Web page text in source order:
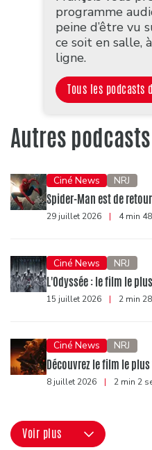
programme
peine d’être vu
ce soit en salle,
ligne.
Tous les podcasts
Autres
Ciné News NRJ
Spider-Man est de
29 juillet 2026 | 4 min
Ciné News NRJ
L'Odyssée : le film le
15 juillet 2026 | 2 min
Ciné News NRJ
Découvrez le film le
8 juillet 2026 | 2 min 2
Voir plus